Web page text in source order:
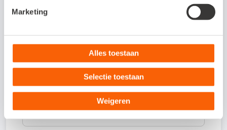
Marketing
Alles toestaan
Selectie toestaan
Weigeren
alleen gebruiken als je werkt met een online
Hoe activeer ik de koppeling?
Waar kan ik meer informatie vinden